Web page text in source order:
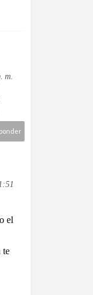
m.
el
te